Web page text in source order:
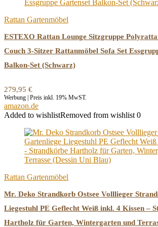
Rattan Gartenmöbel
ESTEXO Rattan Lounge Sitzgruppe
Couch 3-Sitzer Rattanmöbel Sofa Set
Balkon-Set (Schwarz)
279,95 €
Werbung | Preis inkl. 19% MwST.
amazon.de
Added to wishlistRemoved from wishlist 0
Rattan Gartenmöbel
Mr. Deko Strandkorb Ostsee Volllieger
Liegestuhl PE Geflecht Weiß inkl. 4 Kissen –
Hartholz für Garten, Wintergarten und